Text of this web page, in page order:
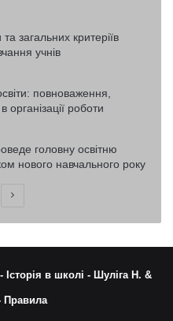
загальних критеріїв
учнів
повноваження,
організації роботи
головну освітню
нового навчального року
Наступна
Історія в школі - Шуліга Н. &
Правила